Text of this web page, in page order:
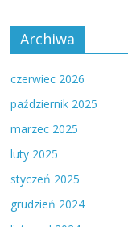
Archiwa
czerwiec 2026
październik 2025
marzec 2025
luty 2025
styczeń 2025
grudzień 2024